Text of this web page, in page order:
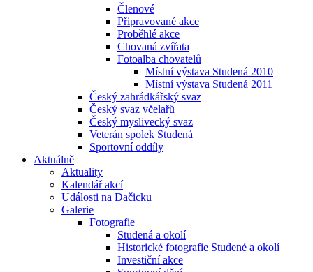
Členové
Připravované akce
Proběhlé akce
Chovaná zvířata
Fotoalba chovatelů
Místní výstava Studená 2010
Místní výstava Studená 2011
Český zahrádkářský svaz
Český svaz včelařů
Český myslivecký svaz
Veterán spolek Studená
Sportovní oddíly
Aktuálně
Aktuality
Kalendář akcí
Události na Dačicku
Galerie
Fotografie
Studená a okolí
Historické fotografie Studené a okolí
Investiční akce